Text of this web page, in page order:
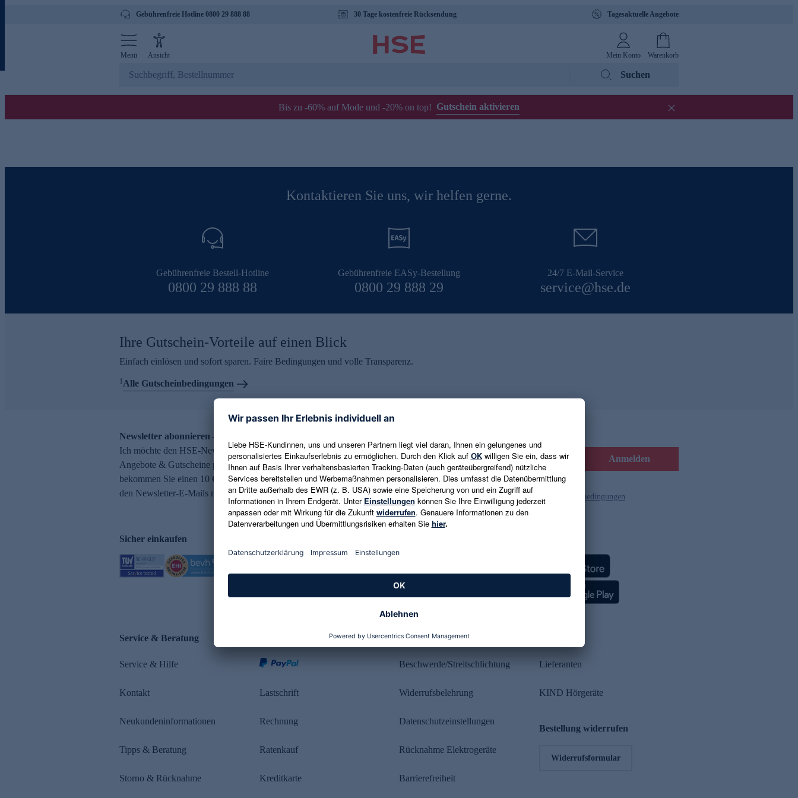
Gebührenfreie Hotline 0800 29 888 88 30 Tage kostenfreie Rücksendung Tagesaktuelle Angebote
Menü Ansicht Mein Konto Warenkorb
Suchen
Bis zu -60% auf Mode und -20% on top! Gutschein aktivieren
Kontaktieren Sie uns, wir helfen gerne.
Gebührenfreie Bestell-Hotline
0800 29 888 88
Gebührenfreie EASy-Bestellung
0800 29 888 29
24/7 E-Mail-Service
service@hse.de
Ihre Gutschein-Vorteile auf einen Blick
Einfach einlösen und sofort sparen. Faire Bedingungen und volle Transparenz.
1Alle Gutscheinbedingungen
Newsletter abonnieren – 10 € Gutschein erhalten
Ich möchte den HSE-Newsletter abonnieren und aktuelle Trends,
Angebote & Gutscheine per E-Mail erhalten. Als Dankeschön
bekommen Sie einen 10 € Gutschein. Eine Abmeldung ist jederzeit in
den Newsletter-E-Mails möglich.
E-Mail-Adresse eingeben Anmelden
Es gelten die Datenschutzrichtlinien und die Gutscheinbedingungen
Sicher einkaufen
Service & Beratung
Service & Hilfe
Kontakt
Neukundeninformationen
Tipps & Beratung
Storno & Rücknahme
Lastschrift
Rechnung
Ratenkauf
Kreditkarte
Rechtliches
Beschwerde/Streitschlichtung
Widerrufsbelehrung
Datenschutzeinstellungen
Rücknahme Elektrogeräte
Barrierefreiheit
Lieferanten
KIND Hörgeräte
Bestellung widerrufen
Widerrufsformular